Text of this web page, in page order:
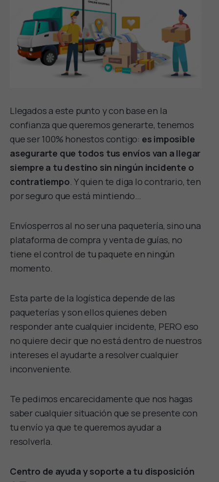
Llegados a este punto y con base en la
confianza que queremos generarte, tenemos
que ser 100% honestos contigo: es imposible
asegurarte que todos tus envíos van a llegar
siempre a tu destino sin ningún incidente o
contratiempo. Y quien te diga lo contrario, ten
por seguro que está mintiendo…
Envíosperros al no ser una paquetería, sino una
plataforma de compra y venta de guías, no
tiene el control de tu paquete en ningún
momento.
Esta parte de la logística depende de las
paqueterías y son ellos quienes deben
responder ante cualquier incidente, PERO eso
no quiere decir que no está dentro de nuestros
intereses el ayudarte a resolver cualquier
inconveniente.
Te pedimos encarecidamente que nos hagas
saber cualquier situación que se presente con
tu envío ya que te queremos ayudar a
resolverla.
Centro de ayuda y soporte a tu disposición